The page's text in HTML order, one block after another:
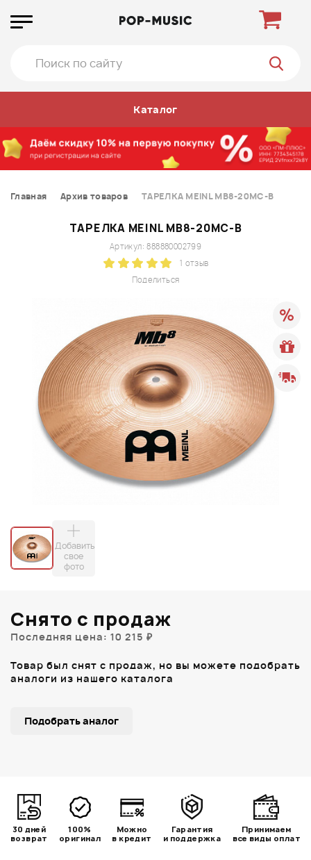
Каталог
Главная Архив товаров ТАРЕЛКА MEINL MB8-20MC-B
ТАРЕЛКА MEINL MB8-20MC-B
Поделиться
Артикул: 888880002799
1 отзыв
Добавить
свое
фото
Снято с продаж
Последняя цена: 10 215 ₽
Товар был снят с продаж, но вы можете подобрать
аналоги из нашего каталога
Подобрать аналог
30 дней
возврат
100%
оригинал
Можно
в кредит
Гарантия
и поддержка
Принимаем
все виды оплат